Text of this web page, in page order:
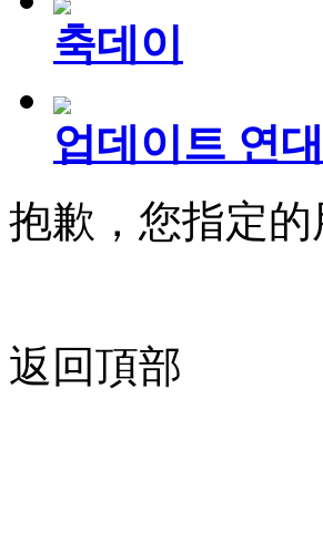
축데이
업데이트 연
抱歉，您指定
返回頂部